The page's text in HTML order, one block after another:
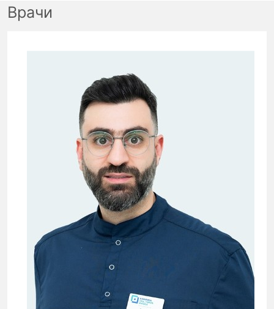
Врачи